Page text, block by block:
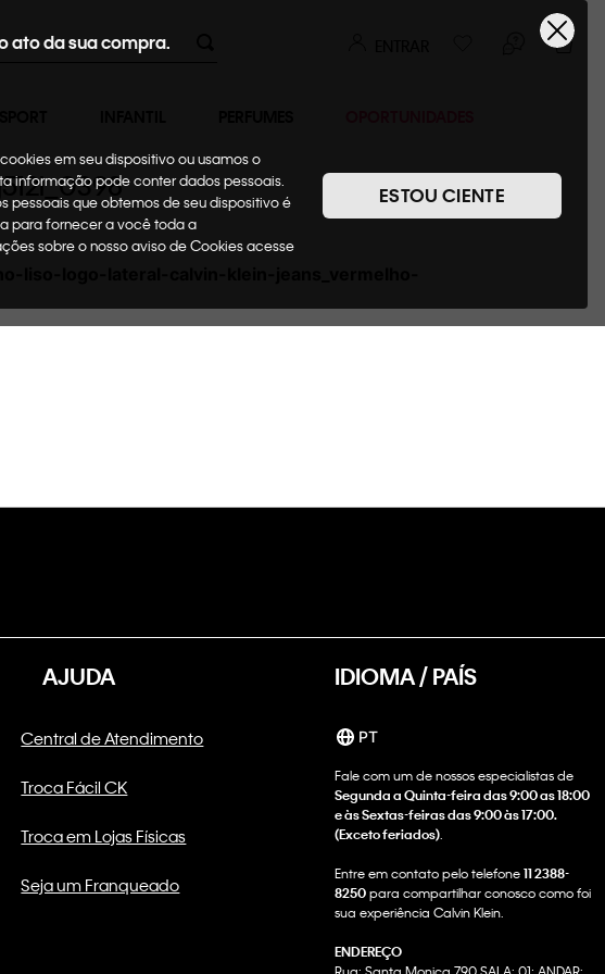
ato da sua compra.
em seu dispositivo ou usamos o
informação pode conter dados pessoais.
pessoais que obtemos de seu dispositivo é
para fornecer a você toda a
sobre o nosso aviso de Cookies acesse
ESTOU CIENTE
AJUDA
Central de Atendimento
Troca Fácil CK
Troca em Lojas Físicas
Seja um Franqueado
IDIOMA / PAÍS
PT
Fale com um de nossos especialistas de
Segunda a Quinta-feira das 9:00 as 18:00
e às Sextas-feiras das 9:00 às 17:00.
(Exceto feriados)
Entre em contato pelo telefone11 2388-
8250para compartilhar conosco como foi
sua experiência Calvin Klein.
ENDEREÇO